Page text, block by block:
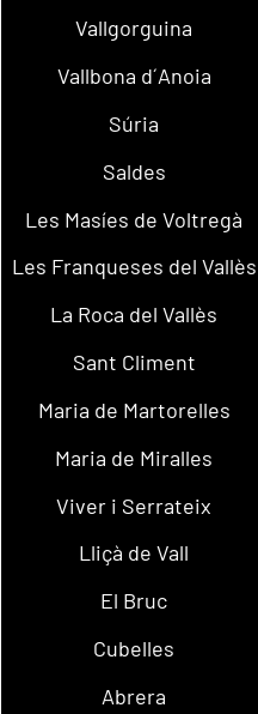
Vallgorguina
Vallbona d´Anoia
Súria
Saldes
Les Masíes de Voltregà
Les Franqueses del Vallès
La Roca del Vallès
Sant Climent
Maria de Martorelles
Maria de Miralles
Viver i Serrateix
Lliçà de Vall
El Bruc
Cubelles
Abrera